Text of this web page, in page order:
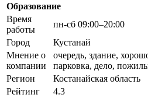
Образование
Время
работы
пн-сб 09:00–20:00
Город
Кустанай
Мнение о
компании
очередь, здание,
парковка, дело,
Регион
Костанайская область
Рейтинг
4.3